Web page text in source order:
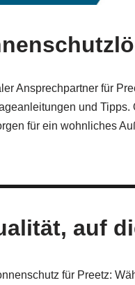
Ansprechpartner für
und
für ein wohnliches
auf
für Preetz: